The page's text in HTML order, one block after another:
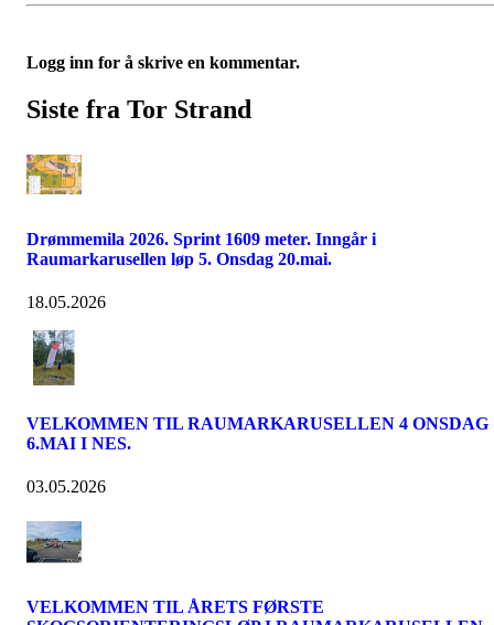
Logg inn for å skrive en kommentar.
Siste fra Tor Strand
Drømmemila 2026. Sprint 1609 meter. Inngår i
Raumarkarusellen løp 5. Onsdag 20.mai.
18.05.2026
VELKOMMEN TIL RAUMARKARUSELLEN 4 ONSDAG
6.MAI I NES.
03.05.2026
VELKOMMEN TIL ÅRETS FØRSTE